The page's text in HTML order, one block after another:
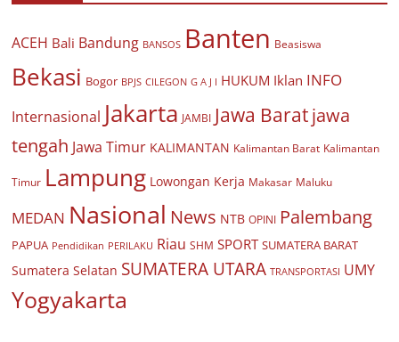
ACEH Bali Bandung BANSOS Banten Beasiswa
Bekasi Bogor BPJS CILEGON G A J I HUKUM Iklan INFO
Internasional Jakarta JAMBI Jawa Baratjawa
tengah Jawa Timur KALIMANTAN Kalimantan Barat Kalimantan
Timur Lampung Lowongan Kerja Makasar Maluku
MEDAN Nasional News NTB OPINI Palembang
PAPUA Pendidikan PERILAKU Riau SHM SPORT SUMATERA BARAT
Sumatera Selatan SUMATERA UTARA TRANSPORTASI UMY
Yogyakarta